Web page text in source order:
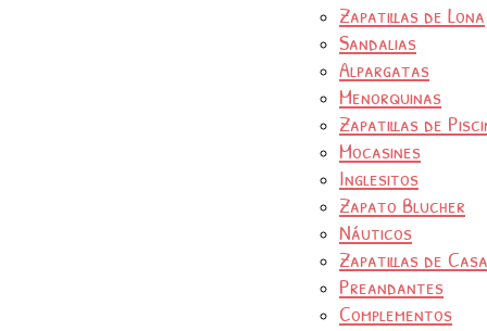
Zapatillas de Lona
Sandalias
Alpargatas
Menorquinas
Zapatillas de
Mocasines
Inglesitos
Zapato Blucher
Náuticos
Zapatillas de Casa
Preandantes
Complementos